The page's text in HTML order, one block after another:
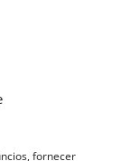
fornecer